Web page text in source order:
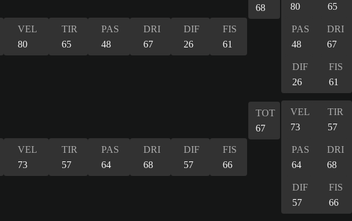
VEL
80
TIR
65
PAS
48
DRI
67
DIF
26
FIS
61
68
80
65
PAS
48
DRI
67
DIF
26
FIS
61
VEL
73
TIR
57
PAS
64
DRI
68
DIF
57
FIS
66
TOT
67
VEL
73
TIR
57
PAS
64
DRI
68
DIF
57
FIS
66